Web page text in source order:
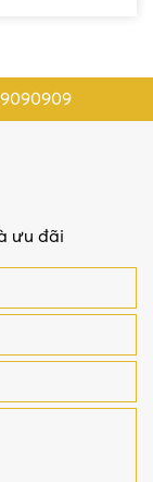
ưu đãi